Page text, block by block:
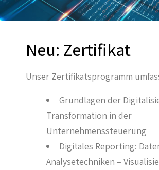
Neu: Zertifikat
Unser Zertifikatsprogramm
Grundlagen der
Transformation in der
Unternehmenssteuerung
Digitales Reporting:
Analysetechniken –